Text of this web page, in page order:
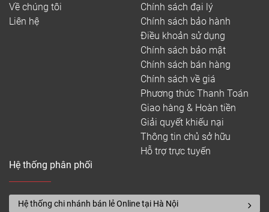
Về chúng tôi
Liên hệ
Chính sách đại lý
Chính sách bảo hành
Điều khoản sử dụng
Chính sách bảo mật
Chính sách bán hàng
Chính sách về giá
Phương thức Thanh Toán
Giao hàng & Hoàn tiền
Giải quyết khiếu nại
Thông tin chủ sở hữu
Hỗ trợ trực tuyến
Hệ thống phân phối
Hệ thống chi nhánh bán lẻ Online tại Hà Nội